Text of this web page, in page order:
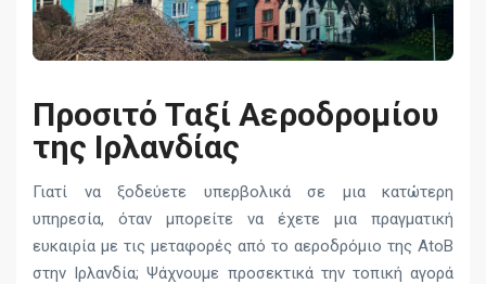
Προσιτό Ταξί Αεροδρομίου
της Ιρλανδίας
Γιατί να ξοδεύετε υπερβολικά σε μια κατώτερη
υπηρεσία, όταν μπορείτε να έχετε μια πραγματική
ευκαιρία με τις μεταφορές από το αεροδρόμιο της AtoB
στην Ιρλανδία; Ψάχνουμε προσεκτικά την τοπική αγορά